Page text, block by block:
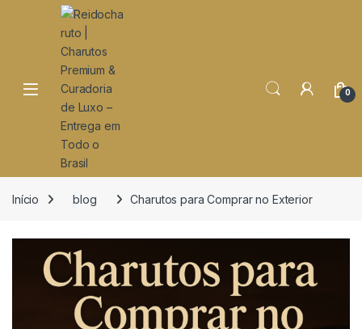
Open 0
Início blog Charutos para Comprar no Exterior